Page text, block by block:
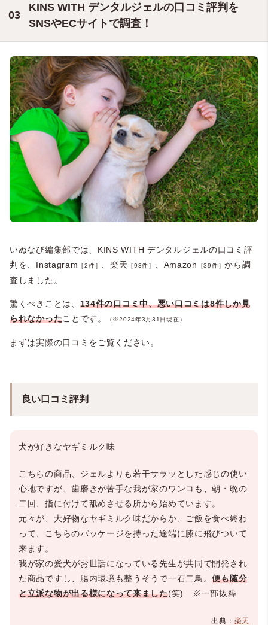
KINS WITH デンタルジェルの口コミ評判を
SNSやECサイトで調査！
いぬなび編集部では、KINS WITH デンタルジェルの口コミ評
判を、Instagram
［2件］ 、楽天 ［93件］ 、Amazon ［39件］から調
査しました。
驚くべきことは、 134件の口コミ中、悪い口コミは8件しか見
られなかったことです。 （※2024年3月31日現在）
まずは実際の口コミをご覧ください。
良い口コミ評判
犬が好きなヤギミルク味
こちらの商品、ジェルよりも若干サラッとした感じの使い
心地ですが、歯磨きが苦手な我が家のワンコも、朝・晩の
二回、指に付けて舐めさせる所から始めています。
元々が、大好物なヤギミルク味だからか、ご飯を食べ終わ
って、こちらのパッケージを持った途端に膝に飛びついて
来ます。
我が家の愛犬がお世話になっている先生が共同で開発され
た商品ですし、腸内環境も整うそうで一石二鳥。便も随分
と立派な物が出る様になって来ました(笑) ※一部抜粋
出典： 楽天